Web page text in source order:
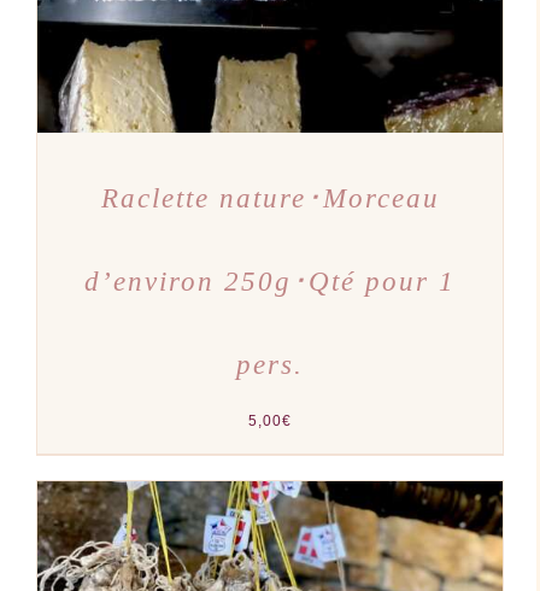
Raclette nature･Morceau
d’environ 250g･Qté pour 1
pers.
5,00€